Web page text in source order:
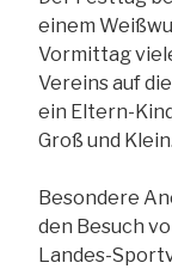
einem
Vormittag
Vereins auf
ein Eltern-
Groß und Klein.
Besondere
den Besuch
Landes-